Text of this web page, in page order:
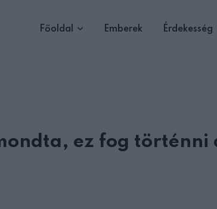
Főoldal Emberek Érdekesség
ez fog történni